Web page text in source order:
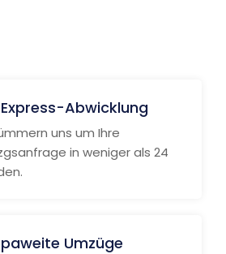
Abwicklung
uns um Ihre
in weniger als 24
Umzüge